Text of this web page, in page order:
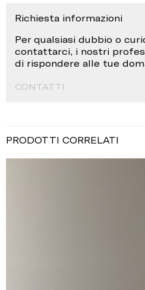
Richiesta informazioni
Per qualsiasi dubbio o
contattarci, i nostri
di rispondere alle tue
CONTATTI
PRODOTTI CORRELATI